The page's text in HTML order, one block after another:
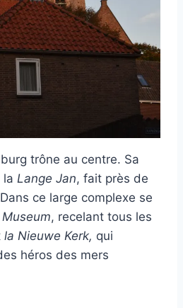
trône au centre. Sa
la Lange Jan, fait près de
ce large complexe se
, recelant tous les
la Nieuwe Kerk, qui
héros des mers